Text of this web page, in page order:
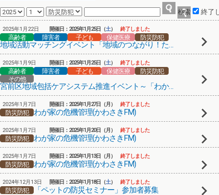
終了
2025年1月22日
高齢者 障害者 子ども 保健医療 防災防犯
地域活動マッチングイベント「地域のつながり！たまたまみっけ！」
開催日：2025年1月25日（土） 終了しました
2025年1月9日
高齢者 障害者 子ども 保健医療
防災防犯
その他
宮前区地域包括ケアシステム推進イベント～「わかる」からひろがる 安心な暮らし～
開催日：2025年1月25日（土） 終了しました
2025年1月7日
防災防犯 わが家の危機管理(かわさきFM)
開催日：2025年1月27日（月） 終了しました
2025年1月7日
防災防犯 わが家の危機管理(かわさきFM)
開催日：2025年1月20日（月） 終了しました
2025年1月7日
防災防犯 わが家の危機管理(かわさきFM)
開催日：2025年1月13日（月） 終了しました
2024年12月13日
防災防犯 「ペットの防災セミナー」参加者募集
開催日：2025年1月18日（土） 終了しました